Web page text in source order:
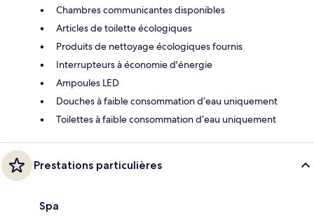
Chambres communicantes disponibles
Articles de toilette écologiques
Produits de nettoyage écologiques fournis
Interrupteurs à économie d'énergie
Ampoules LED
Douches à faible consommation d’eau uniquement
Toilettes à faible consommation d’eau uniquement
Prestations particulières
Spa